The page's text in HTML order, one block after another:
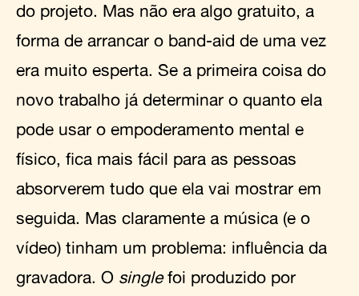
do projeto. Mas não era algo gratuito, a
forma de arrancar o band-aid de uma vez
era muito esperta. Se a primeira coisa do
novo trabalho já determinar o quanto ela
pode usar o empoderamento mental e
físico, fica mais fácil para as pessoas
absorverem tudo que ela vai mostrar em
seguida. Mas claramente a música (e o
vídeo) tinham um problema: influência da
gravadora. O singlefoi produzido por